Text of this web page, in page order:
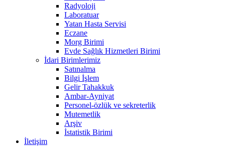
Radyoloji
Laboratuar
Yatan Hasta Servisi
Eczane
Morg Birimi
Evde Sağlık Hizmetleri Birimi
İdari Birimlerimiz
Satınalma
Bilgi İşlem
Gelir Tahakkuk
Ambar-Ayniyat
Personel-özlük ve sekreterlik
Mutemetlik
Arşiv
İstatistik Birimi
İletişim